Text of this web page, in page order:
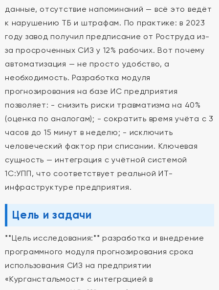
данные, отсутствие напоминаний — всё это ведёт
к нарушению ТБ и штрафам. По практике: в 2023
году завод получил предписание от Роструда из-
за просроченных СИЗ у 12% рабочих. Вот почему
автоматизация — не просто удобство, а
необходимость. Разработка модуля
прогнозирования на базе ИС предприятия
позволяет: - снизить риски травматизма на 40%
(оценка по аналогам); - сократить время учёта с 3
часов до 15 минут в неделю; - исключить
человеческий фактор при списании. Ключевая
сущность — интеграция с учётной системой
1С:УПП, что соответствует реальной ИТ-
инфраструктуре предприятия.
Цель и задачи
**Цель исследования:** разработка и внедрение
программного модуля прогнозирования срока
использования СИЗ на предприятии
«Курганстальмост» с интеграцией в